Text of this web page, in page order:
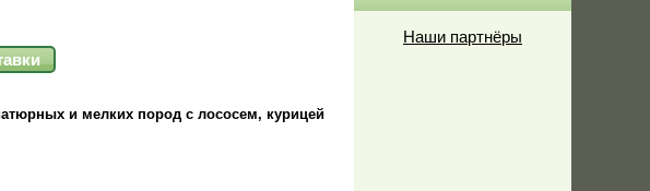
и мелких пород с лососем, курицей
Наши партнёры